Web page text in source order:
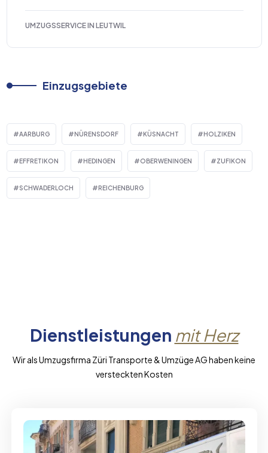
UMZUGSSERVICE IN LEUTWIL
Einzugsgebiete
AARBURG NÜRENSDORF KÜSNACHT HOLZIKEN
EFFRETIKON HEDINGEN OBERWENINGEN ZUFIKON
SCHWADERLOCH REICHENBURG
Dienstleistungen mit Herz
Wir als Umzugsfirma Züri Transporte & Umzüge AG haben keine
versteckten Kosten